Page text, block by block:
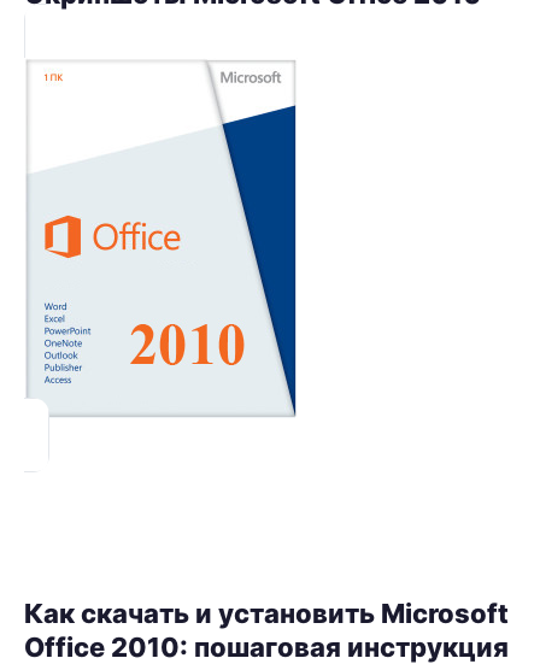
Как скачать и установить Microsoft
Office 2010: пошаговая инструкция